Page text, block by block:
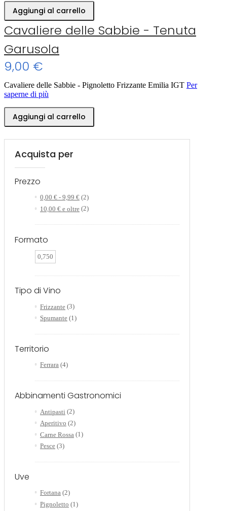
Aggiungi al carrello
Cavaliere delle Sabbie - Tenuta
Garusola
9,00 €
Cavaliere delle Sabbie - Pignoletto Frizzante Emilia IGT Per
saperne di più
Aggiungi al carrello
Acquista per
Prezzo
0,00 € - 9,99 € (2)
10,00 € e oltre (2)
Formato
0,750
Tipo di Vino
Frizzante (3)
Spumante (1)
Territorio
Ferrara (4)
Abbinamenti Gastronomici
Antipasti (2)
Aperitivo (2)
Carne Rossa (1)
Pesce (3)
Uve
Fortana (2)
Pignoletto (1)